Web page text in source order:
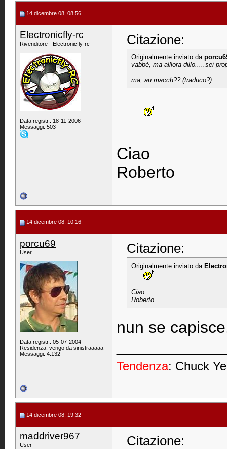
14 dicembre 08, 08:56
Electronicfly-rc
Rivenditore - Electronicfly-rc
Data registr.: 18-11-2006
Messaggi: 503
Citazione:
Originalmente inviato da
vabbè, ma alllora dillo.....sei
ma, au macch?? (traduco?)
Ciao
Roberto
14 dicembre 08, 10:16
porcu69
User
Data registr.: 05-07-2004
Residenza: vengo da sinistraaaaa
Messaggi: 4.132
Citazione:
Originalmente inviato da
Ciao
Roberto
nun se
Tendenza: Chuck
14 dicembre 08, 19:32
maddriver967
User Citazione: